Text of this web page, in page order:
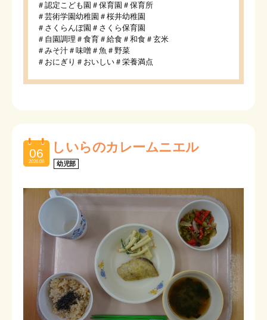
＃認定こども園＃保育園＃保育所
＃芸術学園幼稚園＃桜井幼稚園
＃さくらんぼ園＃さくら保育園
＃自園調理＃食育＃給食＃和食＃玄米
＃みそ汁＃味噌＃魚＃野菜
＃おにぎり＃おいしい＃栄養満点
06
2026.08
しいらのカレームニエル
幼児部